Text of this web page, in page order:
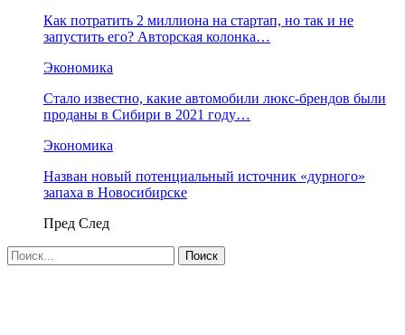
Как потратить 2 миллиона на стартап, но так и не
запустить его? Авторская колонка…
Экономика
Стало известно, какие автомобили люкс-брендов были
проданы в Сибири в 2021 году…
Экономика
Назван новый потенциальный источник «дурного»
запаха в Новосибирске
Пред След